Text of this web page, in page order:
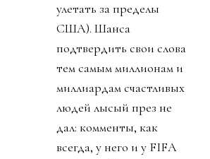
улетать за пределы
США). Шанса
подтвердить свои слова
тем самым миллионам и
миллиардам счастливых
людей лысый през не
дал: комменты, как
всегда, у него и у FIFA